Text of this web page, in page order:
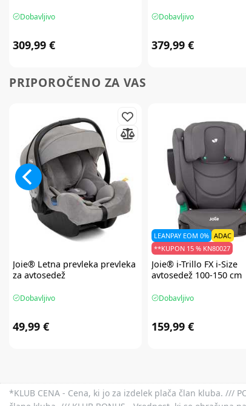
Dobavljivo
309,99 €
Dobavljivo
379,99 €
PRIPOROČENO ZA VAS
Joie®Letna prevleka prevleka
za avtosedež
Dobavljivo
49,99 €
LEANPAY EOM 0%
**KUPON 15 % KN80027
ADAC
Joie® i-Trillo FX i-Size
avtosedež 100-150 cm
Dobavljivo
159,99 €
*KLUB CENA - Cena, ki jo za izdelek plača član kluba. ///